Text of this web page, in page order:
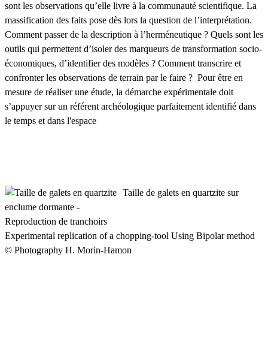
sont les observations qu’elle livre à la communauté scientifique. La
massification des faits pose dès lors la question de l’interprétation.
Comment passer de la description à l’herméneutique ? Quels sont les
outils qui permettent d’isoler des marqueurs de transformation socio-
économiques, d’identifier des modèles ? Comment transcrire et
confronter les observations de terrain par le faire ? Pour être en
mesure de réaliser une étude, la démarche expérimentale doit
s’appuyer sur un référent archéologique parfaitement identifié dans
le temps et dans l'espace
Taille de galets en quartzite sur
enclume dormante -
Reproduction de tranchoirs
Experimental replication of a chopping-tool Using Bipolar method
© Photography H. Morin-Hamon